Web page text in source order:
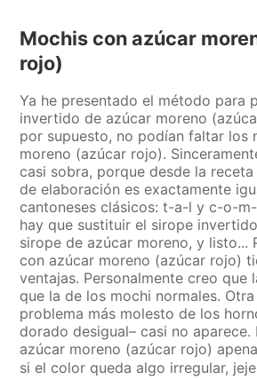
Mochis con azúcar
rojo)
Ya he presentado el método para
invertido de azúcar moreno
por supuesto, no podían faltar los
moreno (azúcar rojo).
casi sobra, porque desde la
de elaboración es exactamente
cantoneses clásicos: t-a-l y c-o-
hay que sustituir el sirope
sirope de azúcar moreno, y listo...
con azúcar moreno (azúcar rojo)
ventajas. Personalmente creo que
que la de los mochi normales.
problema más molesto de los
dorado desigual– casi no aparece.
azúcar moreno (azúcar rojo)
si el color queda algo irregular,